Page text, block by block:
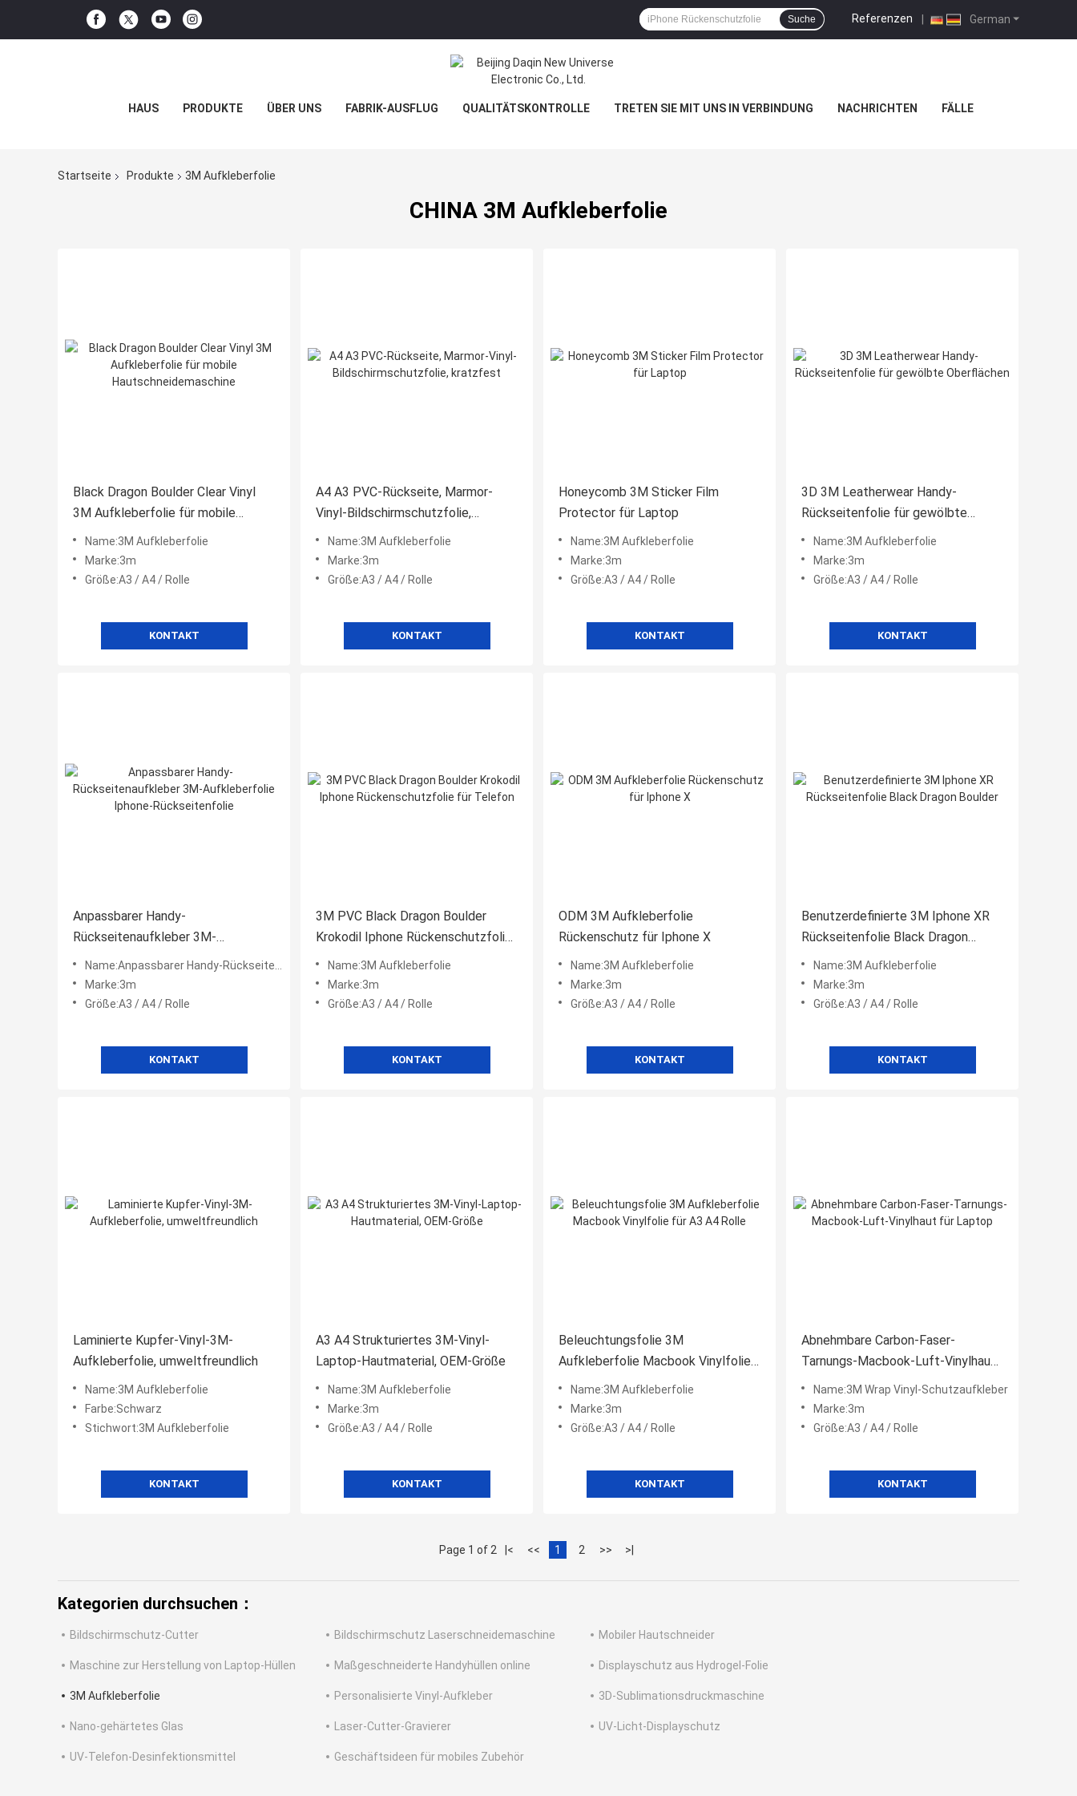
German
Referenzen |
Suche
HAUS PRODUKTE ÜBER UNS FABRIK-AUSFLUG QUALITÄTSKONTROLLE TRETEN SIE MIT UNS IN VERBINDUNG NACHRICHTEN FÄLLE
Startseite Produkte 3M Aufkleberfolie
CHINA 3M Aufkleberfolie
Black Dragon Boulder Clear Vinyl
3M Aufkleberfolie für mobile
Hautschneidemaschine
Name:3M Aufkleberfolie
Marke:3m
Größe:A3 / A4 / Rolle
KONTAKT
A4 A3 PVC-Rückseite, Marmor-
Vinyl-Bildschirmschutzfolie,
kratzfest
Name:3M Aufkleberfolie
Marke:3m
Größe:A3 / A4 / Rolle
KONTAKT
Honeycomb 3M Sticker Film
Protector für Laptop
Name:3M Aufkleberfolie
Marke:3m
Größe:A3 / A4 / Rolle
KONTAKT
3D 3M Leatherwear Handy-
Rückseitenfolie für gewölbte
Oberflächen
Name:3M Aufkleberfolie
Marke:3m
Größe:A3 / A4 / Rolle
KONTAKT
Anpassbarer Handy-
Rückseitenaufkleber 3M-
Aufkleberfolie Iphone-
Rückseitenfolie
Name:Anpassbarer Handy-Rückseitenaufkleber 3M-Aufkleberfolie Iphone-Rückseitenfolie
Marke:3m
Größe:A3 / A4 / Rolle
KONTAKT
3M PVC Black Dragon Boulder
Krokodil Iphone Rückenschutzfolie
für Telefon
Name:3M Aufkleberfolie
Marke:3m
Größe:A3 / A4 / Rolle
KONTAKT
ODM 3M Aufkleberfolie
Rückenschutz für Iphone X
Name:3M Aufkleberfolie
Marke:3m
Größe:A3 / A4 / Rolle
KONTAKT
Benutzerdefinierte 3M Iphone XR
Rückseitenfolie Black Dragon
Boulder
Name:3M Aufkleberfolie
Marke:3m
Größe:A3 / A4 / Rolle
KONTAKT
Laminierte Kupfer-Vinyl-3M-
Aufkleberfolie, umweltfreundlich
Name:3M Aufkleberfolie
Farbe:Schwarz
Stichwort:3M Aufkleberfolie
KONTAKT
A3 A4 Strukturiertes 3M-Vinyl-
Laptop-Hautmaterial, OEM-Größe
Name:3M Aufkleberfolie
Marke:3m
Größe:A3 / A4 / Rolle
KONTAKT
Beleuchtungsfolie 3M
Aufkleberfolie Macbook Vinylfolie
für A3 A4 Rolle
Name:3M Aufkleberfolie
Marke:3m
Größe:A3 / A4 / Rolle
KONTAKT
Abnehmbare Carbon-Faser-
Tarnungs-Macbook-Luft-Vinylhaut
für Laptop
Name:3M Wrap Vinyl-Schutzaufkleber
Marke:3m
Größe:A3 / A4 / Rolle
KONTAKT
Page 1 of 2 |< << 1 2 >> >|
Kategorien durchsuchen：
Bildschirmschutz-Cutter Bildschirmschutz Laserschneidemaschine Mobiler Hautschneider
Maschine zur Herstellung von Laptop-Hüllen Maßgeschneiderte Handyhüllen online Displayschutz aus Hydrogel-Folie
3M Aufkleberfolie Personalisierte Vinyl-Aufkleber 3D-Sublimationsdruckmaschine
Nano-gehärtetes Glas Laser-Cutter-Gravierer UV-Licht-Displayschutz
UV-Telefon-Desinfektionsmittel Geschäftsideen für mobiles Zubehör